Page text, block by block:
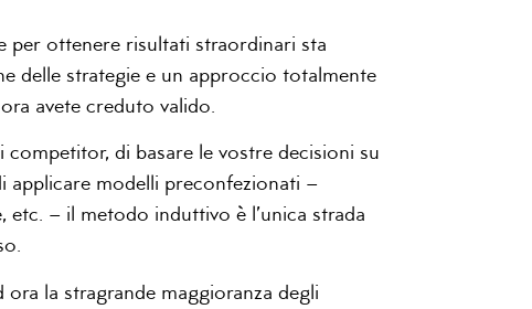
per ottenere risultati straordinari sta
delle strategie e un approccio totalmente
avete creduto valido.
di basare le vostre decisioni su
applicare modelli preconfezionati –
etc. – il metodo induttivo è l’unica strada
ora la stragrande maggioranza degli